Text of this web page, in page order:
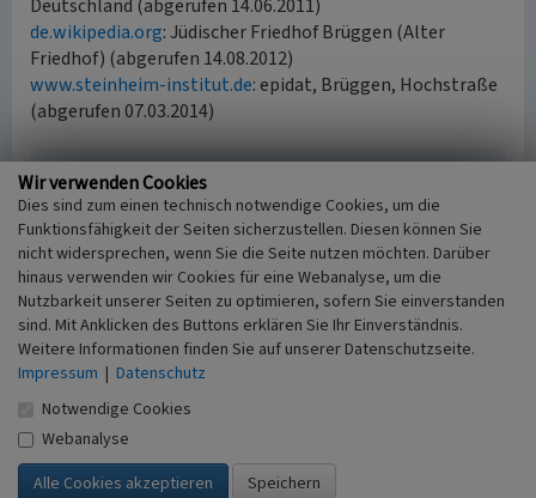
Deutschland (abgerufen 14.06.2011)
de.wikipedia.org: Jüdischer Friedhof Brüggen (Alter
Friedhof) (abgerufen 14.08.2012)
www.steinheim-institut.de: epidat, Brüggen, Hochstraße
(abgerufen 07.03.2014)
Literatur
Nabrings, Arie (1994) Brüggen. (Rheinischer
Städteatlas, Lieferung XI, Nr. 58.) S. 3 u. 8, Köln.
Pracht-Jörns, Elfi (2000) Jüdisches Kulturerbe in
Nordrhein-Westfalen, Teil II: Regierungsbezirk
Düsseldorf. (Beiträge zu den Bau- und
Kunstdenkmälern im Rheinland 34.2.) S. 528-531,
Köln.
Reuter, Ursula (2007)
frühen 19. bis zum Beginn des 21. Jahrhunderts.
(Geschichtlicher Atlas der Rheinlande, VIII.8.) S. 31,
Bonn.
Wir verwenden Cookies
Dies sind zum einen technisch notwendige Cookies, um die
Funktionsfähigkeit der Seiten sicherzustellen. Diesen können Sie
nicht widersprechen, wenn Sie die Seite nutzen möchten. Darüber
hinaus verwenden wir Cookies für eine Webanalyse, um die
Nutzbarkeit unserer Seiten zu optimieren, sofern Sie einverstanden
sind. Mit Anklicken des Buttons erklären Sie Ihr Einverständnis.
Weitere Informationen finden Sie auf unserer Datenschutzseite.
Impressum | Datenschutz
Notwendige Cookies
Webanalyse